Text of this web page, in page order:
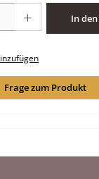
In
Frage zum Produkt